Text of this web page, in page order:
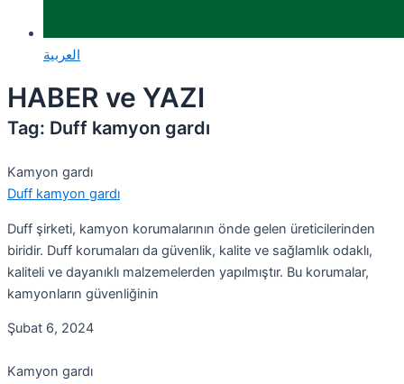
العربية
HABER ve YAZI
Tag: Duff kamyon gardı
Kamyon gardı
Duff kamyon gardı
Duff şirketi, kamyon korumalarının önde gelen üreticilerinden
biridir. Duff korumaları da güvenlik, kalite ve sağlamlık odaklı,
kaliteli ve dayanıklı malzemelerden yapılmıştır. Bu korumalar,
kamyonların güvenliğinin
Şubat 6, 2024
Kamyon gardı